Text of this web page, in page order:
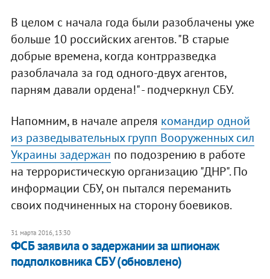
В целом с начала года были разоблачены уже
больше 10 российских агентов. "В старые
добрые времена, когда контрразведка
разоблачала за год одного-двух агентов,
парням давали ордена!" - подчеркнул СБУ.
Напомним, в начале апреля командир одной
из разведывательных групп Вооруженных сил
Украины задержан по подозрению в работе
на террористическую организацию "ДНР". По
информации СБУ, он пытался переманить
своих подчиненных на сторону боевиков.
31 марта 2016, 13:30
ФСБ заявила о задержании за шпионаж
подполковника СБУ (обновлено)